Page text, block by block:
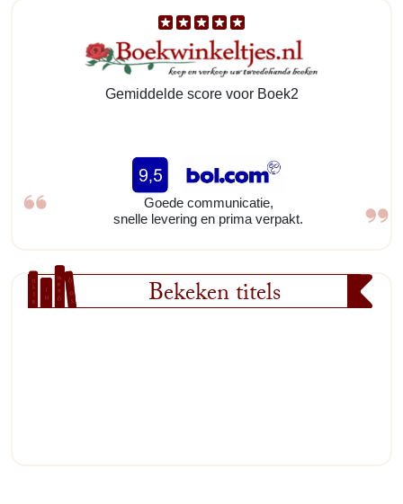
Gemiddelde score voor Boek2
Goede communicatie,
snelle levering en prima verpakt.
Bekeken titels